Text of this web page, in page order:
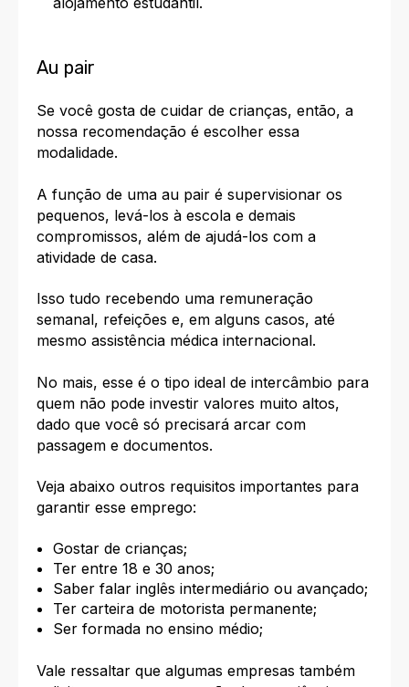
Au pair
Se você gosta de cuidar de crianças, então, a
nossa recomendação é escolher essa
modalidade.
A função de uma au pair é supervisionar os
pequenos, levá-los à escola e demais
compromissos, além de ajudá-los com a
atividade de casa.
Isso tudo recebendo uma remuneração
semanal, refeições e, em alguns casos, até
mesmo assistência médica internacional.
No mais, esse é o tipo ideal de intercâmbio para
quem não pode investir valores muito altos,
dado que você só precisará arcar com
passagem e documentos.
Veja abaixo outros requisitos importantes para
garantir esse emprego:
Gostar de crianças;
Ter entre 18 e 30 anos;
Saber falar inglês intermediário ou avançado;
Ter carteira de motorista permanente;
Ser formada no ensino médio;
Vale ressaltar que algumas empresas também